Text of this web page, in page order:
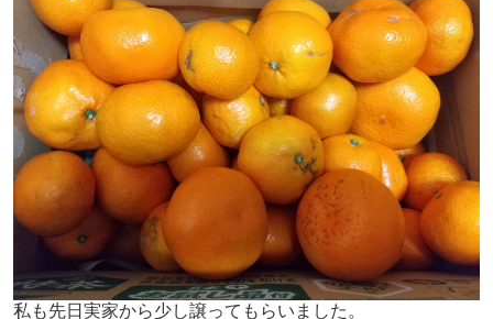
私も先日実家から少し譲ってもらいました。